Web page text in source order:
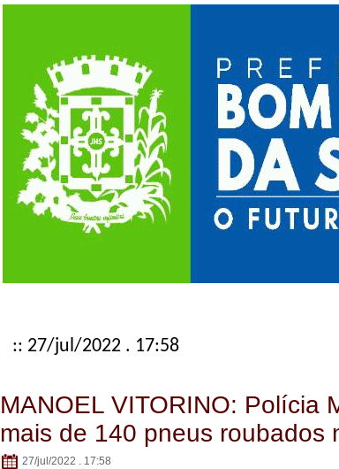
:: 27/jul/2022 . 17:58
MANOEL VITORINO: Polícia
mais de 140 pneus roubados
27/jul/2022 . 17:58